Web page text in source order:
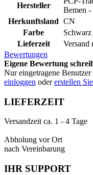
Hersteller
Bemen -
Herkunftsland CN
Farbe
Schwarz
Lieferzeit
Versand
Bewertungen
Eigene Bewertung
Nur eingetragene
einloggen odererstellen
LIEFERZEIT
Versandzeit ca. 1 - 4 Tage
Abholung vor Ort
nach Vereinbarung
IHR SUPPORT